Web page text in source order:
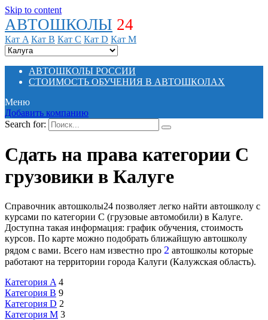
Skip to content
АВТОШКОЛЫ 24
Кат A Кат B Кат C Кат D Кат M
АВТОШКОЛЫ РОССИИ
СТОИМОСТЬ ОБУЧЕНИЯ В АВТОШКОЛАХ
Меню
Добавить компанию
Search for:
Сдать на права категории C
грузовики в Калуге
Справочник автошколы24 позволяет легко найти автошколу с
курсами по категории C (грузовые автомобили) в Калуге.
Доступна такая информация: график обучения, стоимость
курсов. По карте можно подобрать ближайшую автошколу
рядом с вами. Всего нам известно про 2 автошколы которые
работают на территории города Калуги (Калужская область).
Категория A 4
Категория B 9
Категория D 2
Категория M 3